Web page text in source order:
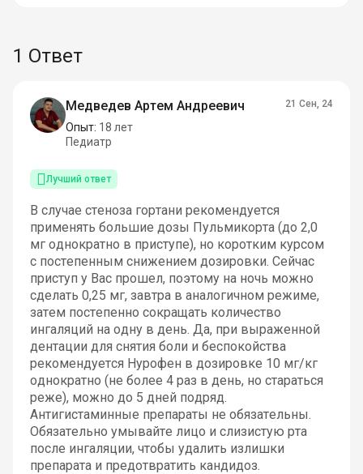
1 Ответ
Медведев Артем Андреевич
Опыт: 18 лет
Педиатр
21 Сен, 24
Лучший ответ
В случае стеноза гортани рекомендуется
применять большие дозы Пульмикорта (до 2,0
мг однократно в приступе), но коротким курсом
с постепенным снижением дозировки. Сейчас
приступ у Вас прошел, поэтому на ночь можно
сделать 0,25 мг, завтра в аналогичном режиме,
затем постепенно сокращать количество
ингаляций на одну в день. Да, при выраженной
дентации для снятия боли и беспокойства
рекомендуется Нурофен в дозировке 10 мг/кг
однократно (не более 4 раз в день, но стараться
реже), можно до 5 дней подряд.
Антигистаминные препараты не обязательны.
Обязательно умывайте лицо и слизистую рта
после ингаляции, чтобы удалить излишки
препарата и предотвратить кандидоз.